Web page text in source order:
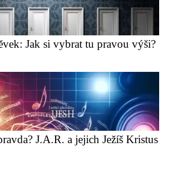
Jak si vybrat tu pravou výši?
J.A.R. a jejich Ježíš Kristus